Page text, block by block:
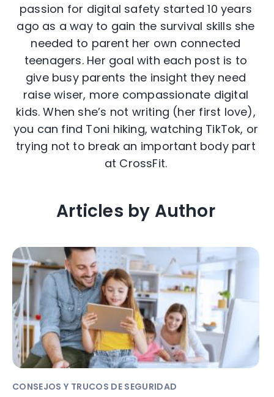
passion for digital safety started 10 years
ago as a way to gain the survival skills she
needed to parent her own connected
teenagers. Her goal with each post is to
give busy parents the insight they need
raise wiser, more compassionate digital
kids. When she’s not writing (her first love),
you can find Toni hiking, watching TikTok, or
trying not to break an important body part
at CrossFit.
Articles by Author
CONSEJOS Y TRUCOS DE SEGURIDAD